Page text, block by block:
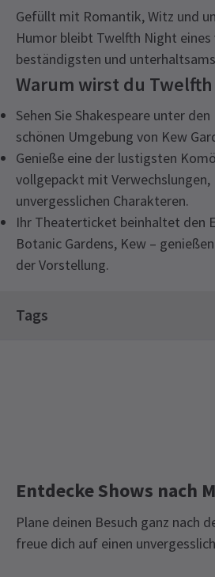
Gefüllt mit Romantik, Witz und
Humor bleibt Twelfth Night eines
beständigsten und
Warum wirst du
Sehen Sie Shakespeare unter
schönen Umgebung von Kew
Genieße eine der lustigsten
vollgepackt mit
unvergesslichen Charakteren.
Ihr Theaterticket beinhaltet den
Botanic Gardens, Kew –
der Vorstellung.
MITTWOCH
12 AUGUST 2026
DONNERSTAG
13 AUGUST 2026
19:30
19:30
Tags
Entdecke Shows nach
Plane deinen Besuch ganz nach
freue dich auf einen